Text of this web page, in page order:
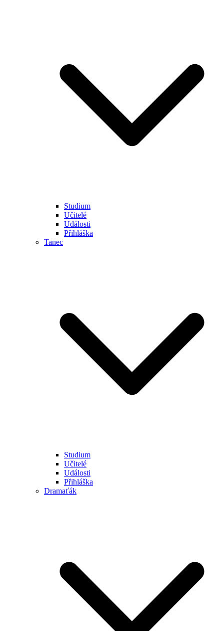
Studium
Učitelé
Události
Přihláška
Tanec
Studium
Učitelé
Události
Přihláška
Dramaťák